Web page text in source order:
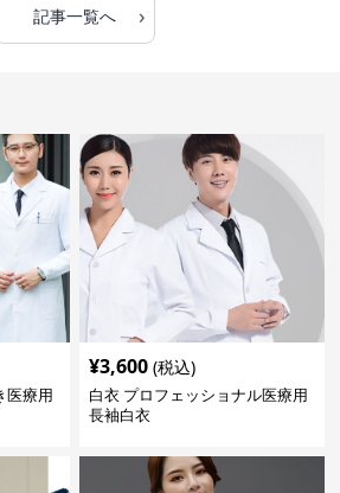
記事一覧へ ›
医療用
¥3,600 (税込)
白衣 プロフェッショナル医療用
長袖白衣